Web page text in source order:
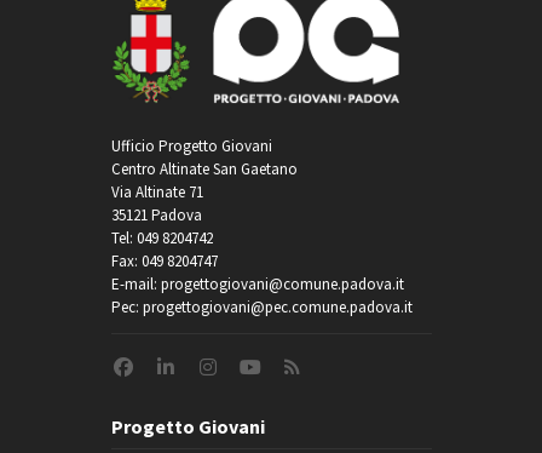
Ufficio Progetto Giovani
Centro Altinate San Gaetano
Via Altinate 71
35121 Padova
Tel: 049 8204742
Fax: 049 8204747
E-mail: progettogiovani@comune.padova.it
Pec: progettogiovani@pec.comune.padova.it
Progetto Giovani